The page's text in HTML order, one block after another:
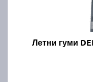
Летни гуми